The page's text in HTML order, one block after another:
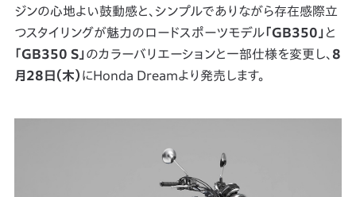
ジンの心地よい鼓動感と、シンプルでありながら存在感際立
つスタイリングが魅力のロードスポーツモデル「GB350」 と
「GB350 S」のカラーバリエーションと一部仕様を変更し、 8
月28日（木） にHonda Dreamより発売します。